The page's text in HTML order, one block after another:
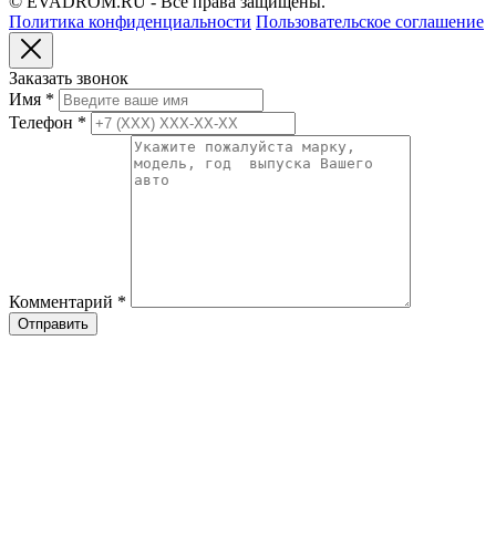
Политика конфиденциальности Пользовательское соглашение
Заказать звонок
Имя *
Телефон *
Комментарий *
Отправить